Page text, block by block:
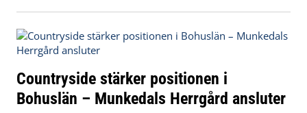
Countryside stärker positionen i
Bohuslän – Munkedals Herrgård ansluter